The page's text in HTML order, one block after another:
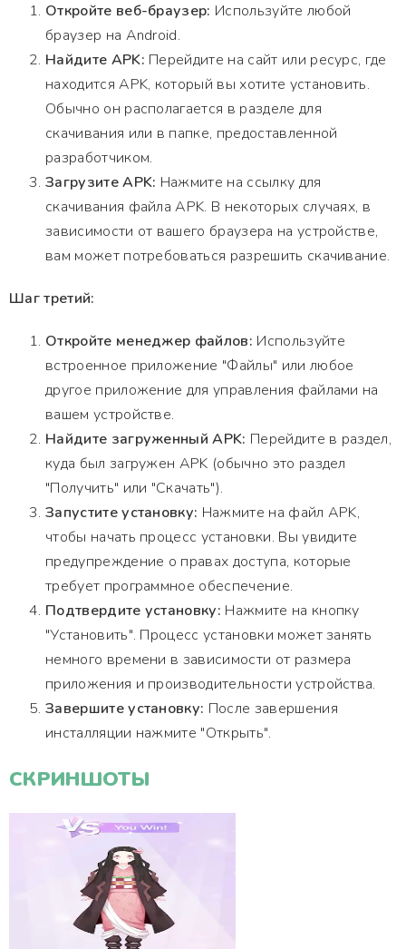
Откройте веб-браузер: Используйте любой
браузер на Android.
Найдите APK: Перейдите на сайт или ресурс, где
находится APK, который вы хотите установить.
Обычно он располагается в разделе для
скачивания или в папке, предоставленной
разработчиком.
Загрузите APK: Нажмите на ссылку для
скачивания файла APK. В некоторых случаях, в
зависимости от вашего браузера на устройстве,
вам может потребоваться разрешить скачивание.
Шаг третий:
Откройте менеджер файлов: Используйте
встроенное приложение "Файлы" или любое
другое приложение для управления файлами на
вашем устройстве.
Найдите загруженный APK: Перейдите в раздел,
куда был загружен APK (обычно это раздел
"Получить" или "Скачать").
Запустите установку: Нажмите на файл APK,
чтобы начать процесс установки. Вы увидите
предупреждение о правах доступа, которые
требует программное обеспечение.
Подтвердите установку: Нажмите на кнопку
"Установить". Процесс установки может занять
немного времени в зависимости от размера
приложения и производительности устройства.
Завершите установку: После завершения
инсталляции нажмите "Открыть".
СКРИНШОТЫ